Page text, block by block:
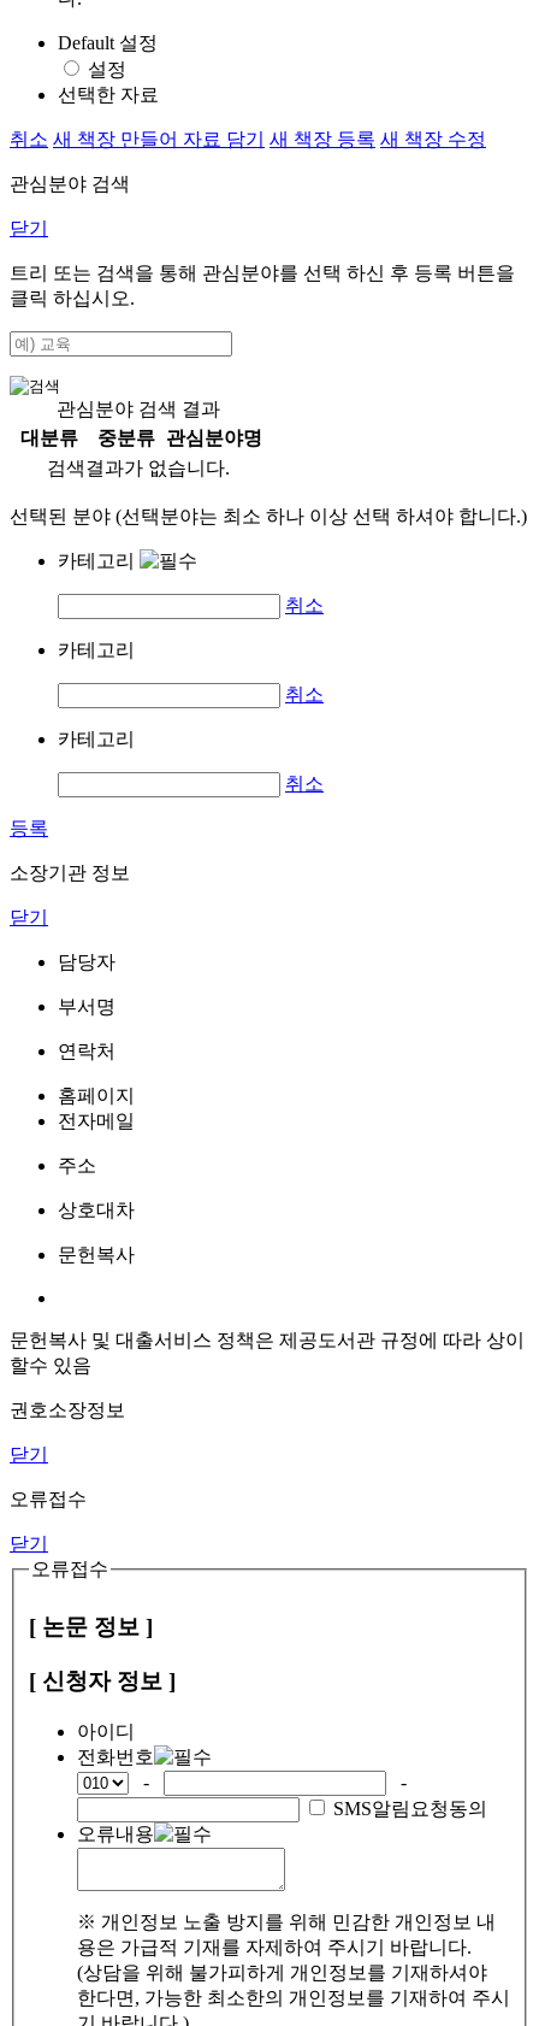
Default 설정
설정
선택한 자료
취소 새 책장 만들어 자료 담기 새 책장 등록 새 책장 수정
관심분야 검색
닫기
트리 또는 검색을 통해 관심분야를 선택 하신 후 등록 버튼을
클릭 하십시오.
관심분야 검색 결과
대분류
중분류
관심분야명
검색결과가 없습니다.
선택된 분야 (선택분야는 최소 하나 이상 선택 하셔야 합니다.)
카테고리
취소
카테고리
취소
카테고리
취소
등록
소장기관 정보
닫기
담당자
부서명
연락처
홈페이지
전자메일
주소
상호대차
문헌복사
문헌복사 및 대출서비스 정책은 제공도서관 규정에 따라 상이
할수 있음
권호소장정보
닫기
오류접수
닫기
오류접수
[ 논문 정보 ]
[ 신청자 정보 ]
아이디
전화번호
-
-
SMS알림요청동의
오류내용
※ 개인정보 노출 방지를 위해 민감한 개인정보 내
용은 가급적 기재를 자제하여 주시기 바랍니다.
(상담을 위해 불가피하게 개인정보를 기재하셔야
한다면, 가능한 최소한의 개인정보를 기재하여 주시